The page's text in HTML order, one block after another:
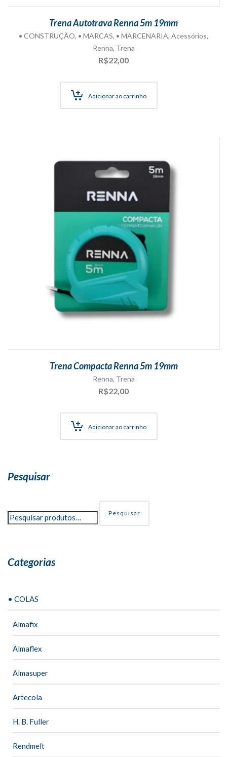
Trena Autotrava Renna 5m 19mm
• CONSTRUÇÃO, • MARCAS, • MARCENARIA, Acessórios,
Renna, Trena
R$22,00
Adicionar ao carrinho
Trena Compacta Renna 5m 19mm
Renna, Trena
R$22,00
Adicionar ao carrinho
Pesquisar
Pesquisar
Categorias
• COLAS
Almafix
Almaflex
Almasuper
Artecola
H. B. Fuller
Rendmelt